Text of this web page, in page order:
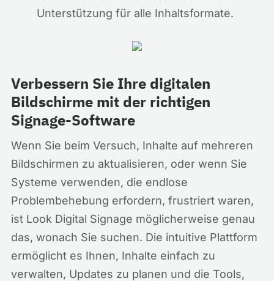
Unterstützung für alle Inhaltsformate.
Verbessern Sie Ihre digitalen
Bildschirme mit der richtigen
Signage-Software
Wenn Sie beim Versuch, Inhalte auf mehreren
Bildschirmen zu aktualisieren, oder wenn Sie
Systeme verwenden, die endlose
Problembehebung erfordern, frustriert waren,
ist Look Digital Signage möglicherweise genau
das, wonach Sie suchen. Die intuitive Plattform
ermöglicht es Ihnen, Inhalte einfach zu
verwalten, Updates zu planen und die Tools,